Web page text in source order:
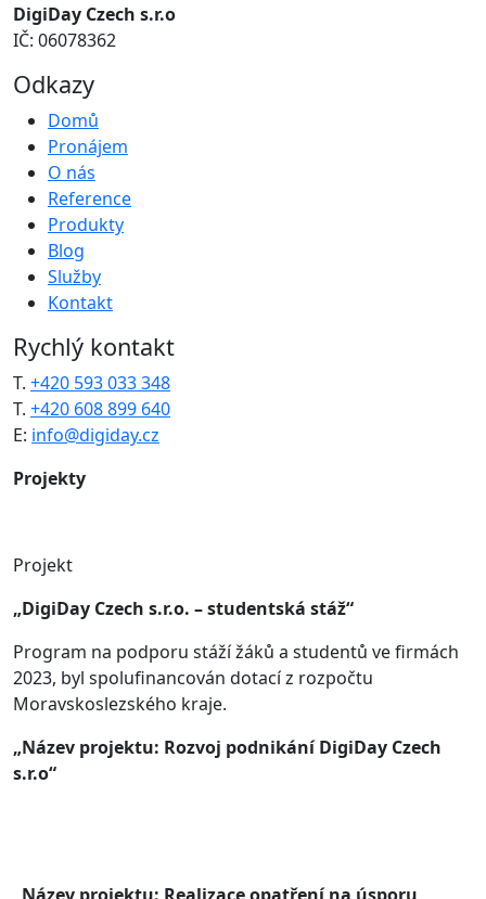
DigiDay Czech s.r.o
IČ: 06078362
Odkazy
Domů
Pronájem
O nás
Reference
Produkty
Blog
Služby
Kontakt
Rychlý kontakt
T. +420 593 033 348
T. +420 608 899 640
E: info@digiday.cz
Projekty
Projekt
„DigiDay Czech s.r.o. – studentská stáž“
Program na podporu stáží žáků a studentů ve firmách
2023, byl spolufinancován dotací z rozpočtu
Moravskoslezského kraje.
„Název projektu: Rozvoj podnikání DigiDay Czech
s.r.o“